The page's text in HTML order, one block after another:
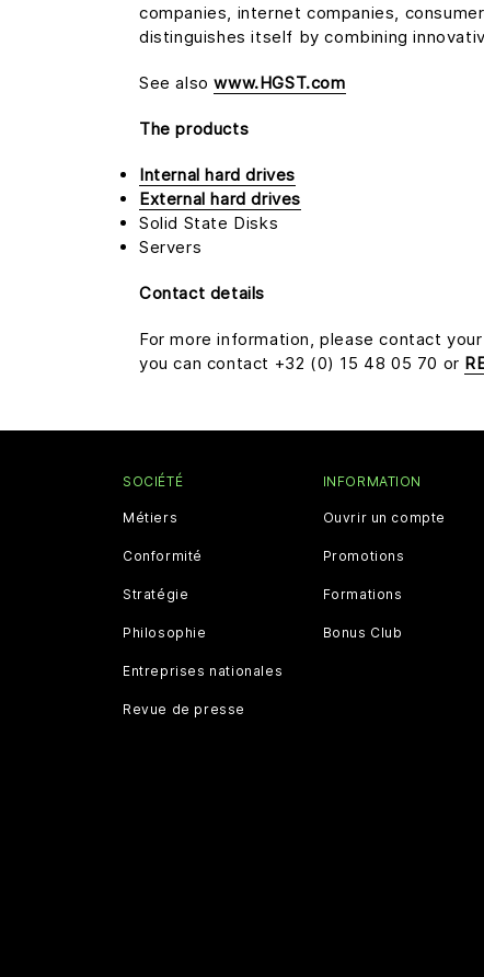
companies, internet companies,
distinguishes itself by combining
See alsowww.HGST.com
The products
Internal hard drives
External hard drives
Solid State Disks
Servers
Contact details
For more information, please contact
you can contact +32 (0) 15 48 05 70 or
SOCIÉTÉ
Métiers
Conformité
Stratégie
Philosophie
Entreprises nationales
Revue de presse
INFORMATION
Ouvrir un compte
Promotions
Formations
Bonus Club